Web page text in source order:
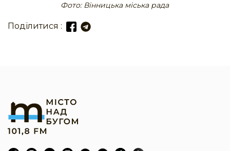
Фото: Вінницька міська рада
Поділитися :